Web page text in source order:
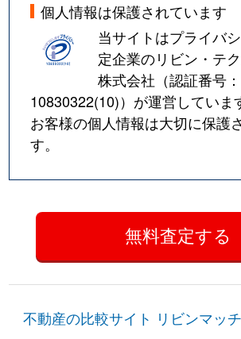
宮ヶ崎町
1,800万円 静岡
7,500万円 静岡
谷津
450万円 静岡
柳町
2,600万円 静岡
与一
5,100万円 静岡
個人情報は保護されています
当サイトはプライバ
定企業のリビン・テ
株式会社（認証番号：
10830322(10)）が運営していま
お客様の個人情報は大切に保護
す。
不動産の比較サイト リビンマッチ